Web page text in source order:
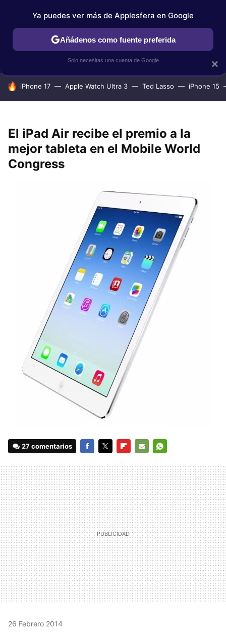
IPHONE TUTORIALES APPLESFERA SELECCIÓN
HOY SE HABLA DE
iPhone 17 Apple Watch Ultra 3 Ted Lasso iPhone 15
El iPad Air recibe el premio a la
mejor tableta en el Mobile World
Congress
27 comentarios
MAIL
26 Febrero 2014
×
Ya puedes ver más de Applesfera en Google
Añádenos como fuente preferida
Solo necesitas una cuenta de Google